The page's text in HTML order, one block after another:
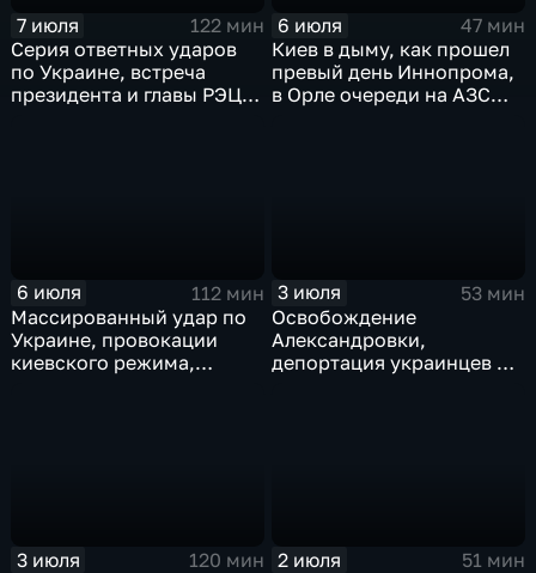
7 июля
122 мин
Серия ответных ударов
по Украине, встреча
президента и главы РЭЦ,
6 июля
47 мин
Киев в дыму, как прошел
превый день Иннопрома,
в Орле очереди на АЗС
6 июля
112 мин
Массированный удар по
Украине, провокации
киевского режима,
3 июля
53 мин
Освобождение
Александровки,
депортация украинцев из
3 июля
120 мин
2 июля
51 мин